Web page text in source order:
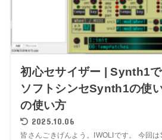
初心セサイザー | Synth1
ソフトシンセSynth1の使
の使い方
2025.10.06
皆さんごきげんよう。IWOLIです。 今回